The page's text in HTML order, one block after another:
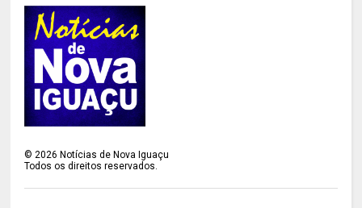
© 2026 Notícias de Nova Iguaçu
Todos os direitos reservados.